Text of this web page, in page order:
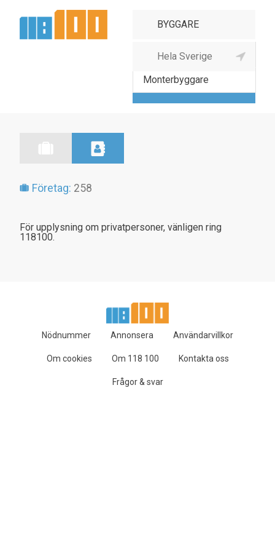
Båtvarv, båtbyggare
Monterbyggare
Företag: 258
För upplysning om privatpersoner, vänligen ring
118100.
Nödnummer Annonsera Användarvillkor
Om cookies Om 118 100 Kontakta oss
Frågor & svar